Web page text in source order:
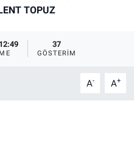
TOPUZ
37
GÖSTERIM
A- A+